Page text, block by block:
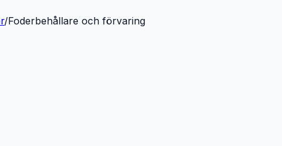
/Foderbehållare och förvaring